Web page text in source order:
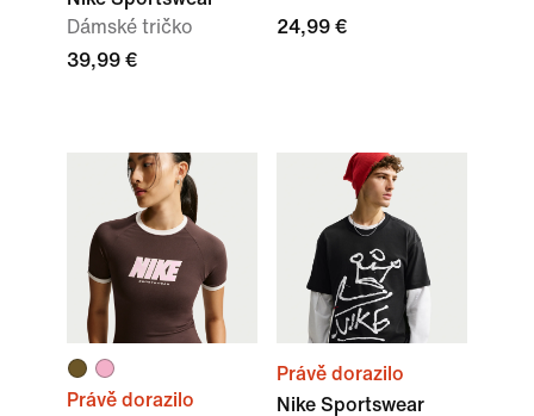
Dámské tričko
39,99 €
24,99 €
Právě dorazilo
Právě dorazilo
Nike Sportswear